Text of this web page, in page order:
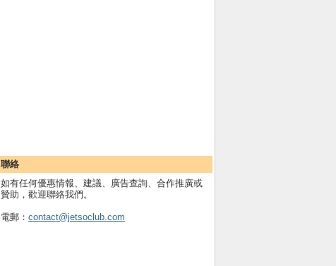
聯絡
如有任何優惠情報、建議、廣告查詢、合作推廣或
贊助，歡迎聯絡我們。
電郵： contact@jetsoclub.com